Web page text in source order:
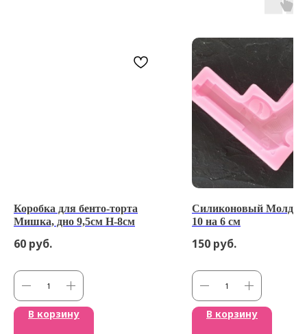
Коробка для бенто-торта
Мишка, дно 9,5см H-8см
60 руб.
В корзину
Силиконовый Молд
10 на 6 см
150 руб.
В корзину